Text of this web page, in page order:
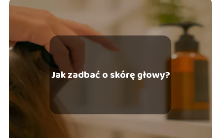
Jak zadbać o skórę głowy?